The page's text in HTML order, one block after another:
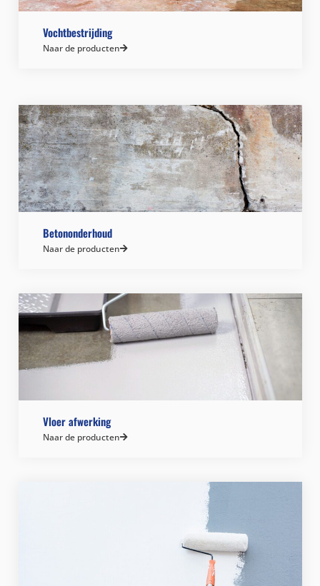
Vochtbestrijding
Naar de producten
Betononderhoud
Naar de producten
Vloer afwerking
Naar de producten